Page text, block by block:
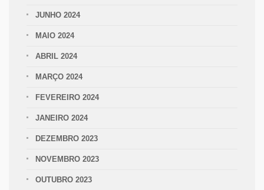
JUNHO 2024
MAIO 2024
ABRIL 2024
MARÇO 2024
FEVEREIRO 2024
JANEIRO 2024
DEZEMBRO 2023
NOVEMBRO 2023
OUTUBRO 2023